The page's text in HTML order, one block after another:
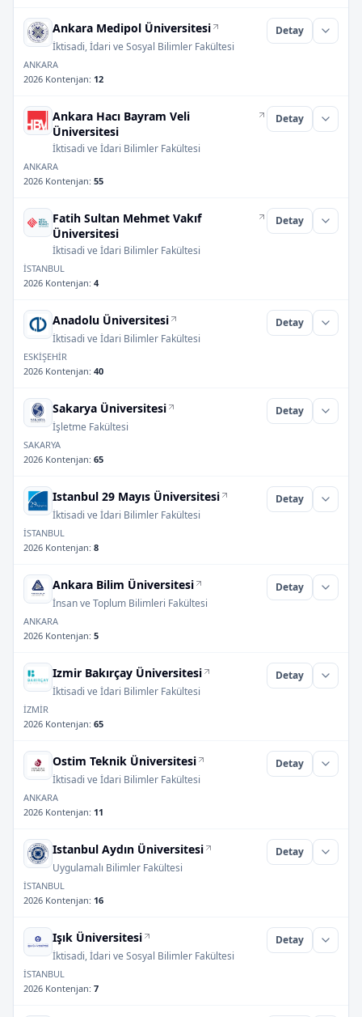
Ankara Medipol Üniversitesi
İktisadi, İdari ve Sosyal Bilimler Fakültesi
Detay
ANKARA
2026 Kontenjan: 12
Ankara Hacı Bayram Veli
Üniversitesi
İktisadi ve İdari Bilimler Fakültesi
Detay
ANKARA
2026 Kontenjan: 55
Fatih Sultan Mehmet Vakıf
Üniversitesi
İktisadi ve İdari Bilimler Fakültesi
Detay
İSTANBUL
2026 Kontenjan: 4
Anadolu Üniversitesi
İktisadi ve İdari Bilimler Fakültesi
Detay
ESKİŞEHİR
2026 Kontenjan: 40
Sakarya Üniversitesi
İşletme Fakültesi
Detay
SAKARYA
2026 Kontenjan: 65
Istanbul 29 Mayıs Üniversitesi
İktisadi ve İdari Bilimler Fakültesi
Detay
İSTANBUL
2026 Kontenjan: 8
Ankara Bilim Üniversitesi
İnsan ve Toplum Bilimleri Fakültesi
Detay
ANKARA
2026 Kontenjan: 5
Izmir Bakırçay Üniversitesi
İktisadi ve İdari Bilimler Fakültesi
Detay
İZMİR
2026 Kontenjan: 65
Ostim Teknik Üniversitesi
İktisadi ve İdari Bilimler Fakültesi
Detay
ANKARA
2026 Kontenjan: 11
Istanbul Aydın Üniversitesi
Uygulamalı Bilimler Fakültesi
Detay
İSTANBUL
2026 Kontenjan: 16
Işık Üniversitesi
İktisadi, İdari ve Sosyal Bilimler Fakültesi
Detay
İSTANBUL
2026 Kontenjan: 7